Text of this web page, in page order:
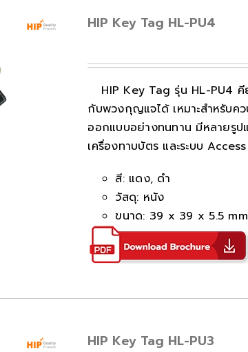
HIP Key Tag HL-PU4
HIP Key Tag รุ่น HL-PU4
กับพวงกุญแจได้ เหมาะสำหรับค
ออกแบบอย่างทนทาน มีหลายรูปแ
เครื่องทาบบัตร และระบบ
สี: แดง, ดำ
วัสดุ: หนัง
ขนาด: 39 x 39 x 5.5 mm
HIP Key Tag HL-PU3